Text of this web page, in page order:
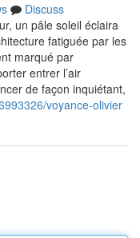
Discuss
un pâle soleil éclaira
fatiguée par les
marqué par
entrer l’air
de façon inquiétant,
voyance-olivier